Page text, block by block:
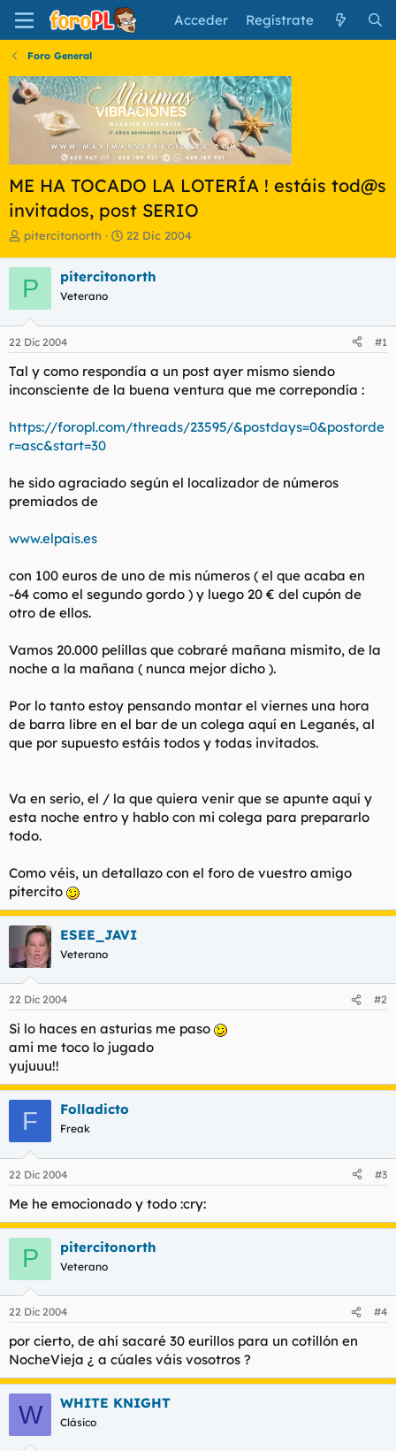
Acceder Regístrate
Foro General
ME HA TOCADO LA LOTERÍA ! estáis tod@s
invitados, post SERIO
I
i
c
i
a
d
o
d
e
t
e
pitercitonorth
F
h
e
i
c
o
22 Dic 2004
P pitercitonorth
Veterano
22 Dic 2004 #1
Tal y como respondía a un post ayer mismo siendo
inconsciente de la buena ventura que me correpondía :
https://foropl.com/threads/23595/&postdays=0&postorde
r=asc&start=30
he sido agraciado según el localizador de números
premiados de
www.elpais.es
con 100 euros de uno de mis números ( el que acaba en
-64 como el segundo gordo ) y luego 20 € del cupón de
otro de ellos.
Vamos 20.000 pelillas que cobraré mañana mismito, de la
noche a la mañana ( nunca mejor dicho ).
Por lo tanto estoy pensando montar el viernes una hora
de barra libre en el bar de un colega aquí en Leganés, al
que por supuesto estáis todos y todas invitados.
Va en serio, el / la que quiera venir que se apunte aquí y
esta noche entro y hablo con mi colega para prepararlo
todo.
Como véis, un detallazo con el foro de vuestro amigo
pitercito
ESEE_JAVI
Veterano
22 Dic 2004 #2
Si lo haces en asturias me paso
ami me toco lo jugado
yujuuu!!
F Folladicto
Freak
22 Dic 2004 #3
Me he emocionado y todo :cry:
P pitercitonorth
Veterano
22 Dic 2004 #4
por cierto, de ahí sacaré 30 eurillos para un cotillón en
NocheVieja ¿ a cúales váis vosotros ?
W WHITE KNIGHT
Clásico